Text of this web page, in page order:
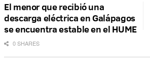
El menor que recibió una
descarga eléctrica en Galápagos
se encuentra estable en el HUME
0 SHARES